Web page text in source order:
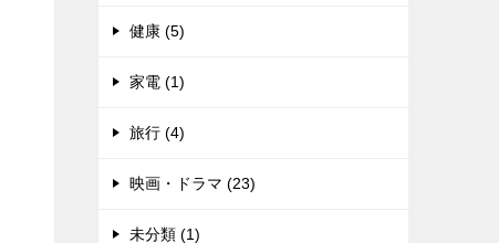
健康 (5)
家電 (1)
旅行 (4)
映画・ドラマ (23)
未分類 (1)